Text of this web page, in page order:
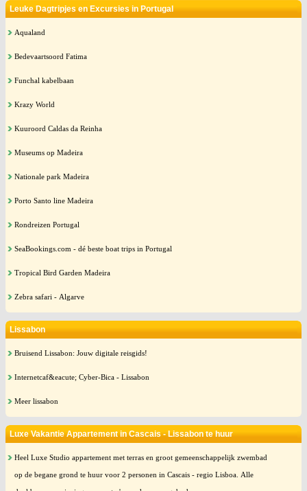
Leuke Dagtripjes en Excursies in Portugal
Aqualand
Bedevaartsoord Fatima
Funchal kabelbaan
Krazy World
Kuuroord Caldas da Reinha
Museums op Madeira
Nationale park Madeira
Porto Santo line Madeira
Rondreizen Portugal
SeaBookings.com - dé beste boat trips in Portugal
Tropical Bird Garden Madeira
Zebra safari - Algarve
Lissabon
Bruisend Lissabon: Jouw digitale reisgids!
Internetcaf&eacute; Cyber-Bica - Lissabon
Meer lissabon
Luxe Vakantie Appartement in Cascais - Lissabon te huur
Heel Luxe Studio appartement met terras en groot gemeenschappelijk zwembad
op de begane grond te huur voor 2 personen in Cascais - regio Lisboa. Alle